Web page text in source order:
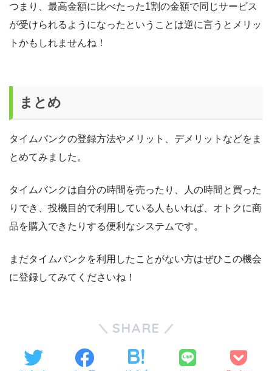
つまり、最高金額に比べたった1割の金額で同じサービス
が受けられるようになったということは逆に言うとメリッ
トかもしれませんね！
まとめ
タイムバンクの登録方法やメリット、デメリットなどをま
とめてみました。
タイムバンクは自分の時間を売ったり、人の時間と買った
りでき、投機目的で利用している人もいれば、オトクに商
品を購入できたりする便利なシステムです。
まだタイムバンクを利用したことがない方はぜひこの機会
に登録してみてくださいね！
SHARE